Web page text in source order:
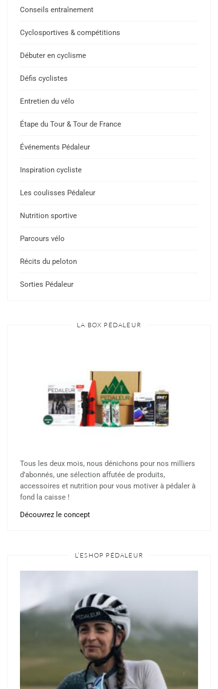
Conseils entraînement
Cyclosportives & compétitions
Débuter en cyclisme
Défis cyclistes
Entretien du vélo
Étape du Tour & Tour de France
Événements Pédaleur
Inspiration cycliste
Les coulisses Pédaleur
Nutrition sportive
Parcours vélo
Récits du peloton
Sorties Pédaleur
LA BOX PÉDALEUR
Tous les deux mois, nous dénichons pour nos milliers
d’abonnés, une sélection affutée de produits,
accessoires et nutrition pour vous motiver à pédaler à
fond la caisse !
Découvrez le concept
L’ESHOP PÉDALEUR